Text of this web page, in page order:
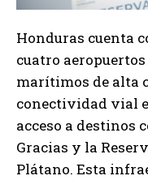
Honduras cuenta
cuatro
marítimos de alta
conectividad vial
acceso a destinos
Gracias y la
Plátano. Esta